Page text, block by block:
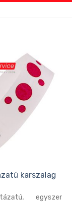
karszalag
egyszer